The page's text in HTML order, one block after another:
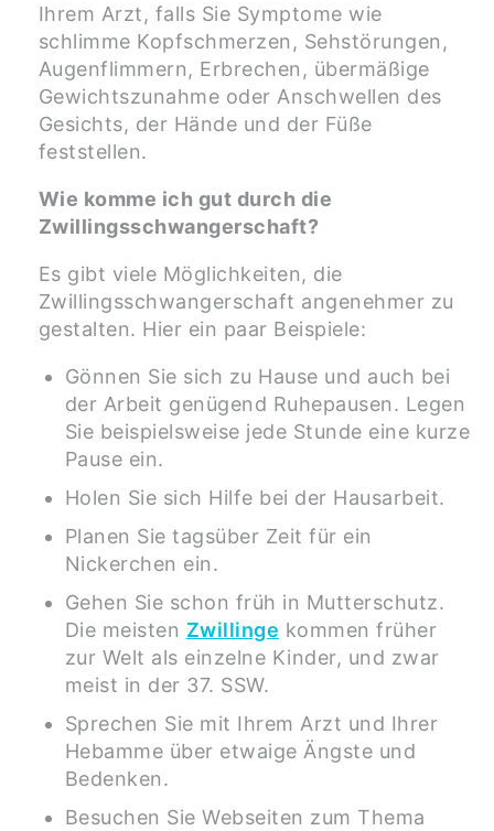
Ihrem Arzt, falls Sie Symptome wie
schlimme Kopfschmerzen, Sehstörungen,
Augenflimmern, Erbrechen, übermäßige
Gewichtszunahme oder Anschwellen des
Gesichts, der Hände und der Füße
feststellen.
Wie komme ich gut durch die
Zwillingsschwangerschaft?
Es gibt viele Möglichkeiten, die
Zwillingsschwangerschaft angenehmer zu
gestalten. Hier ein paar Beispiele:
Gönnen Sie sich zu Hause und auch bei
der Arbeit genügend Ruhepausen. Legen
Sie beispielsweise jede Stunde eine kurze
Pause ein.
Holen Sie sich Hilfe bei der Hausarbeit.
Planen Sie tagsüber Zeit für ein
Nickerchen ein.
Gehen Sie schon früh in Mutterschutz.
Die meisten Zwillinge kommen früher
zur Welt als einzelne Kinder, und zwar
meist in der 37. SSW.
Sprechen Sie mit Ihrem Arzt und Ihrer
Hebamme über etwaige Ängste und
Bedenken.
Besuchen Sie Webseiten zum Thema